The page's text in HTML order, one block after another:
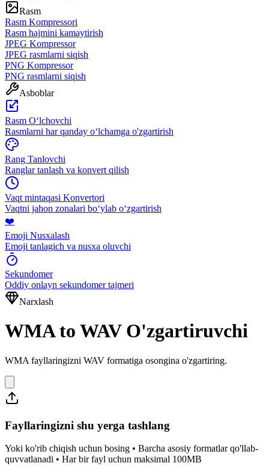
Rasm
Rasm Kompressori
Rasm hajmini kamaytirish
JPEG Kompressor
JPEG rasmlarni siqish
PNG Kompressor
PNG rasmlarni siqish
Asboblar
Rasm Oʻlchovchi
Rasmlarni har qanday oʻlchamga o'zgartirish
Rang Tanlovchi
Ranglar tanlash va konvert qilish
Vaqt mintaqasi Konvertori
Vaqtni jahon zonalari boʻylab oʻzgartirish
❤️
Emoji Nusxalash
Emoji tanlagich va nusxa oluvchi
Sekundomer
Oddiy onlayn sekundomer tajmeri
Narxlash
WMA to WAV O'zgartiruvchi
WMA fayllaringizni WAV formatiga osongina o'zgartiring.
Fayllaringizni shu yerga tashlang
Yoki ko'rib chiqish uchun bosing • Barcha asosiy formatlar qo'llab-
quvvatlanadi • Har bir fayl uchun maksimal 100MB